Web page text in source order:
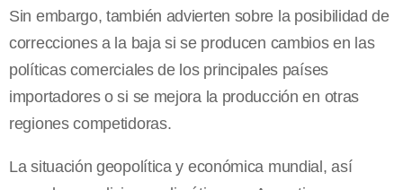
Sin embargo, también advierten sobre la posibilidad de
correcciones a la baja si se producen cambios en las
políticas comerciales de los principales países
importadores o si se mejora la producción en otras
regiones competidoras.
La situación geopolítica y económica mundial, así